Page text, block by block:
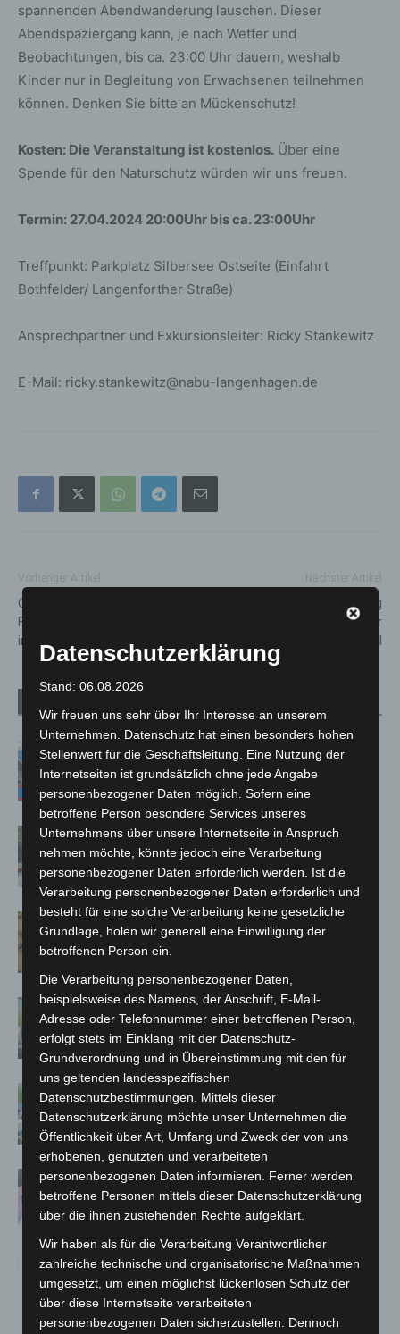
spannenden Abendwanderung lauschen. Dieser
Abendspaziergang kann, je nach Wetter und
Beobachtungen, bis ca. 23:00 Uhr dauern, weshalb
Kinder nur in Begleitung von Erwachsenen teilnehmen
können. Denken Sie bitte an Mückenschutz!
Kosten: Die Veranstaltung ist kostenlos. Über eine
Spende für den Naturschutz würden wir uns freuen.
Termin: 27.04.2024 20:00Uhr bis ca. 23:00Uhr
Treffpunkt: Parkplatz Silbersee Ostseite (Einfahrt
Bothfelder/ Langenforther Straße)
Ansprechpartner und Exkursionsleiter: Ricky Stankewitz
E-Mail: ricky.stankewitz@nabu-langenhagen.de
Großeinsatz für Isernhagener
Feuerwehren nach Explosion
im Gewerbegebiet
Schnelle Reparaturen: Montag
wieder Unterricht an der
Grundschule Engelbostel
Mann läuft mit Hockeyschläger über
A7 – Polizei sucht Zeugen
Gasleitung bei McDonald’s-Umbau in
Langenhagen beschädigt
Hannover Klassik Open Air 2026:
Französische Oper im Maschpark
Langenhagen: Autofahrer mit 3,17
Promille aus dem Verkehr gezogen
Blaulichtmeile Langenhagen 2026:
Polizei, Feuerwehr und Rettung
hautnah erleben
Polizei Langenhagen testet Aufnahme
von Anzeigen per Videochat
Datenschutzerklärung
Stand: 06.08.2026
Wir freuen uns sehr über Ihr Interesse an unserem
Unternehmen. Datenschutz hat einen besonders hohen
Stellenwert für die Geschäftsleitung. Eine Nutzung der
Internetseiten ist grundsätzlich ohne jede Angabe
personenbezogener Daten möglich. Sofern eine
betroffene Person besondere Services unseres
Unternehmens über unsere Internetseite in Anspruch
nehmen möchte, könnte jedoch eine Verarbeitung
personenbezogener Daten erforderlich werden. Ist die
Verarbeitung personenbezogener Daten erforderlich und
besteht für eine solche Verarbeitung keine gesetzliche
Grundlage, holen wir generell eine Einwilligung der
betroffenen Person ein.
Die Verarbeitung personenbezogener Daten,
beispielsweise des Namens, der Anschrift, E-Mail-
Adresse oder Telefonnummer einer betroffenen Person,
erfolgt stets im Einklang mit der Datenschutz-
Grundverordnung und in Übereinstimmung mit den für
uns geltenden landesspezifischen
Datenschutzbestimmungen. Mittels dieser
Datenschutzerklärung möchte unser Unternehmen die
Öffentlichkeit über Art, Umfang und Zweck der von uns
erhobenen, genutzten und verarbeiteten
personenbezogenen Daten informieren. Ferner werden
betroffene Personen mittels dieser Datenschutzerklärung
über die ihnen zustehenden Rechte aufgeklärt.
Wir haben als für die Verarbeitung Verantwortlicher
zahlreiche technische und organisatorische Maßnahmen
umgesetzt, um einen möglichst lückenlosen Schutz der
über diese Internetseite verarbeiteten
personenbezogenen Daten sicherzustellen. Dennoch